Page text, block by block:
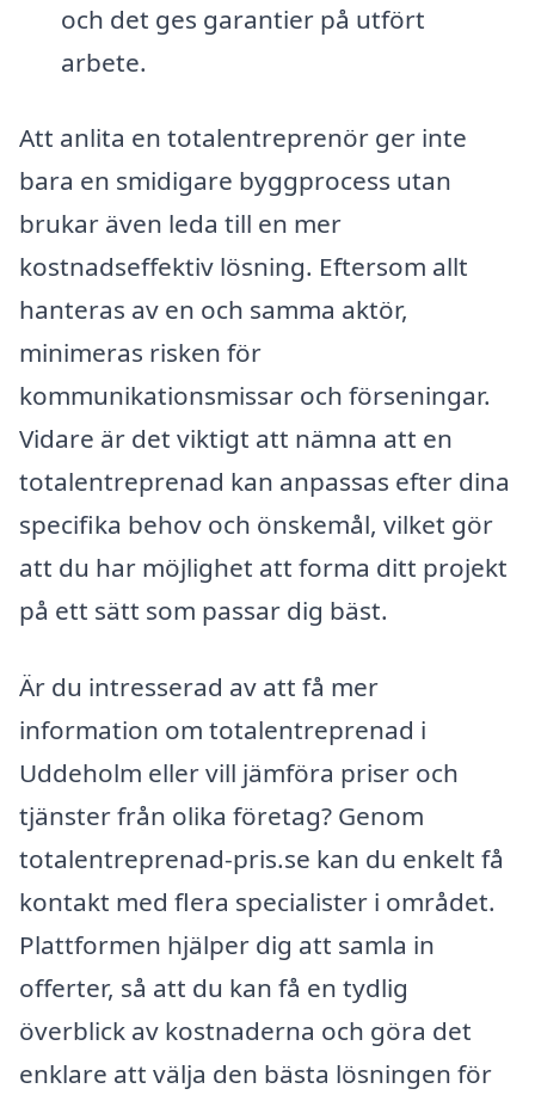
och det ges garantier på utfört
arbete.
Att anlita en totalentreprenör ger inte
bara en smidigare byggprocess utan
brukar även leda till en mer
kostnadseffektiv lösning. Eftersom allt
hanteras av en och samma aktör,
minimeras risken för
kommunikationsmissar och förseningar.
Vidare är det viktigt att nämna att en
totalentreprenad kan anpassas efter dina
specifika behov och önskemål, vilket gör
att du har möjlighet att forma ditt projekt
på ett sätt som passar dig bäst.
Är du intresserad av att få mer
information om totalentreprenad i
Uddeholm eller vill jämföra priser och
tjänster från olika företag? Genom
totalentreprenad-pris.se kan du enkelt få
kontakt med flera specialister i området.
Plattformen hjälper dig att samla in
offerter, så att du kan få en tydlig
överblick av kostnaderna och göra det
enklare att välja den bästa lösningen för